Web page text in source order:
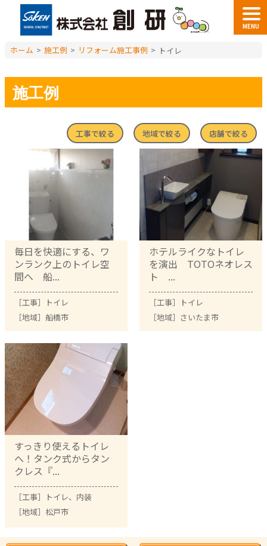
MENU
ホーム > 施工例 > リフォーム施工事例 > トイレ
施工例
工事で絞る 地域で絞る 店舗で絞る
毎日を快適にする、ワ
ンランク上のトイレ空
間へ 船...
［工事］
トイレ
［地域］ 船橋市
ホテルライクなトイレ
を演出 TOTOネオレス
ト ...
［工事］
トイレ
［地域］ さいたま市
すっきり使えるトイレ
へ！タンク式からタン
クレス『...
［工事］ トイレ、 内装
［地域］ 松戸市